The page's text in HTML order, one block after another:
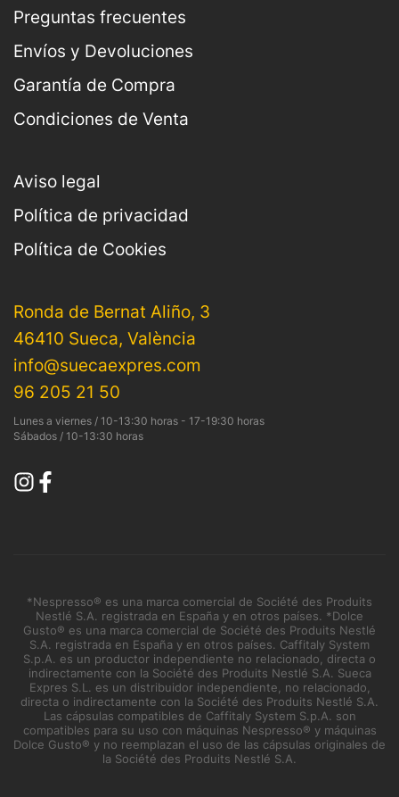
Preguntas frecuentes
Envíos y Devoluciones
Garantía de Compra
Condiciones de Venta
Aviso legal
Política de privacidad
Política de Cookies
Ronda de Bernat Aliño, 3
46410 Sueca, València
info@suecaexpres.com
96 205 21 50
Lunes a viernes / 10-13:30 horas - 17-19:30 horas
Sábados / 10-13:30 horas
*Nespresso® es una marca comercial de Société des Produits
Nestlé S.A. registrada en España y en otros países. *Dolce
Gusto® es una marca comercial de Société des Produits Nestlé
S.A. registrada en España y en otros países. Caffitaly System
S.p.A. es un productor independiente no relacionado, directa o
indirectamente con la Société des Produits Nestlé S.A. Sueca
Expres S.L. es un distribuidor independiente, no relacionado,
directa o indirectamente con la Société des Produits Nestlé S.A.
Las cápsulas compatibles de Caffitaly System S.p.A. son
compatibles para su uso con máquinas Nespresso® y máquinas
Dolce Gusto® y no reemplazan el uso de las cápsulas originales de
la Société des Produits Nestlé S.A.